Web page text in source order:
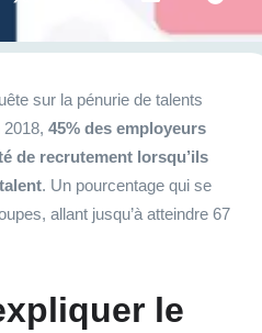
sur la pénurie de talents
45% des employeurs
de recrutement lorsqu’ils
. Un pourcentage qui se
allant jusqu’à atteindre 67
le